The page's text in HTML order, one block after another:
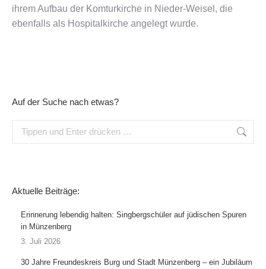
ihrem Aufbau der Komturkirche in Nieder-Weisel, die
ebenfalls als Hospitalkirche angelegt wurde.
Auf der Suche nach etwas?
Aktuelle Beiträge:
Erinnerung lebendig halten: Singbergschüler auf jüdischen Spuren
in Münzenberg
3. Juli 2026
30 Jahre Freundeskreis Burg und Stadt Münzenberg – ein Jubiläum